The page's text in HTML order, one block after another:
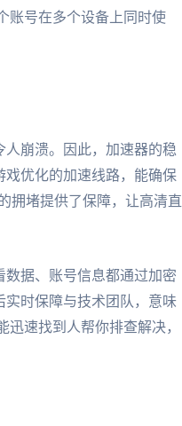
账号在多个设备上同时使
崩溃。因此，加速器的稳
戏优化的加速线路，能确保
拥堵提供了保障，让高清直
数据、账号信息都通过加密
实时保障与技术团队，意味
迅速找到人帮你排查解决，